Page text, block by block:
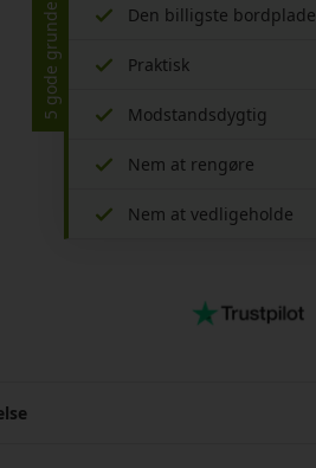
5 gode grunde Den billigste bordplade
Praktisk
Modstandsdygtig
Nem at rengøre
Nem at vedligeholde